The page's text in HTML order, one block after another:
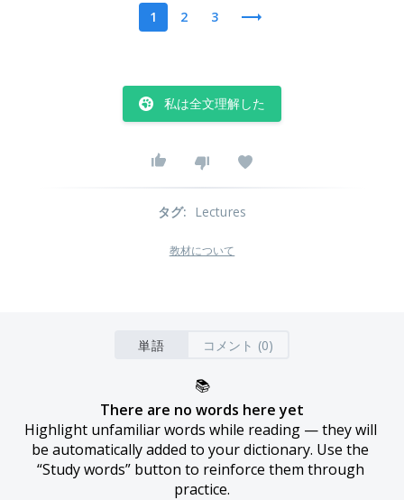
1 2 3
私は全文理解した
タグ: Lectures
教材について
単語 コメント (0)
📚
There are no words here yet
Highlight unfamiliar words while reading — they will
be automatically added to your dictionary. Use the
“Study words” button to reinforce them through
practice.